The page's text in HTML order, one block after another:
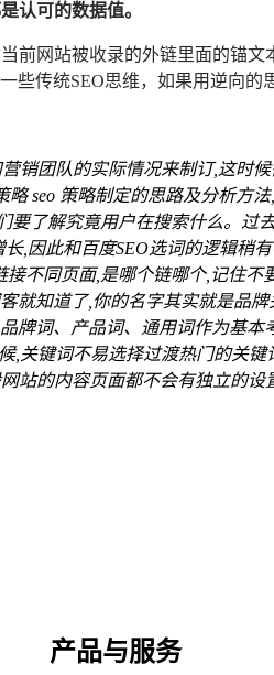
认可的数据值。
网站被收录的外链里面的锚
传统SEO思维，如果用逆向
销团队的实际情况来制订,这时
略 seo 策略制定的思路及分析方
要了解究竟用户在搜索什么。过
因此和百度SEO选词的逻辑稍
不同页面,是哪个链哪个,记住
知道了,你的名字其实就是品
牌词、产品词、通用词作为基本
关键词不易选择过渡热门的关
站的内容页面都不会有独立的设
产品与服务